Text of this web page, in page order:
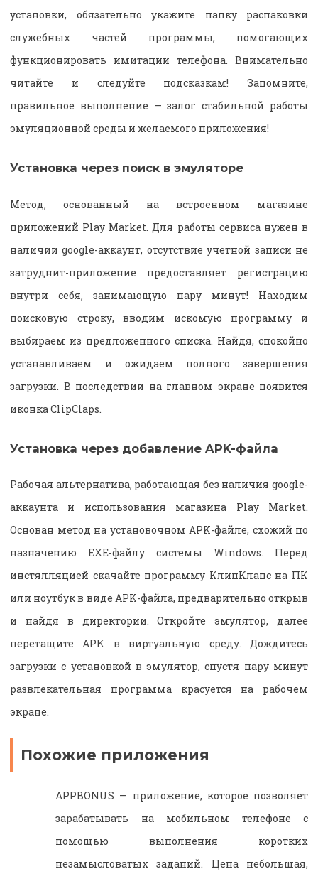
установки, обязательно укажите папку распаковки
служебных частей программы, помогающих
функционировать имитации телефона. Внимательно
читайте и следуйте подсказкам! Запомните,
правильное выполнение — залог стабильной работы
эмуляционной среды и желаемого приложения!
Установка через поиск в эмуляторе
Метод, основанный на встроенном магазине
приложений Play Market. Для работы сервиса нужен в
наличии google-аккаунт, отсутствие учетной записи не
затруднит-приложение предоставляет регистрацию
внутри себя, занимающую пару минут! Находим
поисковую строку, вводим искомую программу и
выбираем из предложенного списка. Найдя, спокойно
устанавливаем и ожидаем полного завершения
загрузки. В последствии на главном экране появится
иконка ClipClaps.
Установка через добавление APK-файла
Рабочая альтернатива, работающая без наличия google-
аккаунта и использования магазина Play Market.
Основан метод на установочном APK-файле, схожий по
назначению EXE-файлу системы Windows. Перед
инстялляцией скачайте программу КлипКлапс на ПК
или ноутбук в виде APK-файла, предварительно открыв
и найдя в директории. Откройте эмулятор, далее
перетащите APK в виртуальную среду. Дождитесь
загрузки с установкой в эмулятор, спустя пару минут
развлекательная программа красуется на рабочем
экране.
Похожие приложения
APPBONUS — приложение, которое позволяет
зарабатывать на мобильном телефоне с
помощью выполнения коротких
незамысловатых заданий. Цена небольшая,